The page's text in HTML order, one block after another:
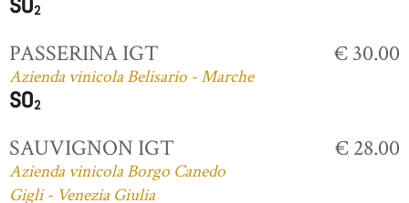
PASSERINA IGT
Azienda vinicola Belisario - Marche
€ 30.00
SAUVIGNON IGT
Azienda vinicola Borgo Canedo
Gigli - Venezia Giulia
€ 28.00